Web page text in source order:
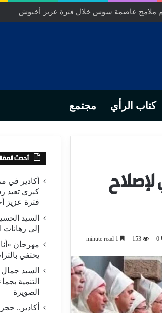
ملامح عاصمة سوس خلال فترة عزيز أخنوش
كتاب الرأي مجتمع
لإصلاح
0
153
أحدث
أكادير في
كبرى
فترة عزيز
السيد
إلى
مهرجان
يحتفي
السيد
التنمية
الصويرة